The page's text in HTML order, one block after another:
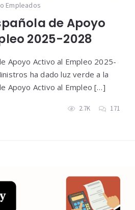
Empleados
de Apoyo
2025-2028
Apoyo Activo al Empleo 2025-
ha dado luz verde a la
Apoyo Activo al Empleo […]
2.7K 171